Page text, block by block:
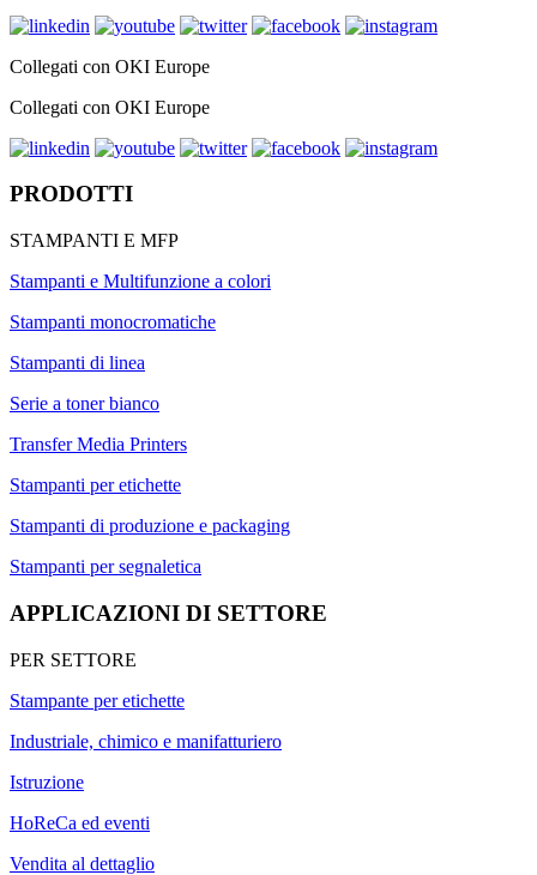
Collegati con OKI Europe
Collegati con OKI Europe
PRODOTTI
STAMPANTI E MFP
Stampanti e Multifunzione a colori
Stampanti monocromatiche
Stampanti di linea
Serie a toner bianco
Transfer Media Printers
Stampanti per etichette
Stampanti di produzione e packaging
Stampanti per segnaletica
APPLICAZIONI DI SETTORE
PER SETTORE
Stampante per etichette
Industriale, chimico e manifatturiero
Istruzione
HoReCa ed eventi
Vendita al dettaglio